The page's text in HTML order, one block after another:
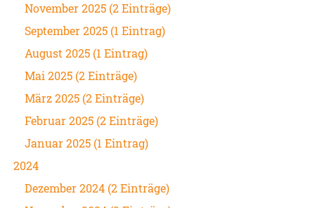
November 2025 (2 Einträge)
September 2025 (1 Eintrag)
August 2025 (1 Eintrag)
Mai 2025 (2 Einträge)
März 2025 (2 Einträge)
Februar 2025 (2 Einträge)
Januar 2025 (1 Eintrag)
2024
Dezember 2024 (2 Einträge)